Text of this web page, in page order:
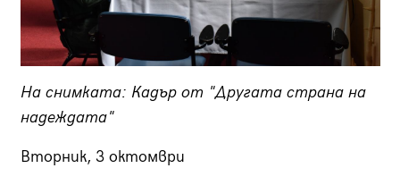
На снимката: Кадър от "Другата страна на
надеждата"
Вторник, 3 октомври